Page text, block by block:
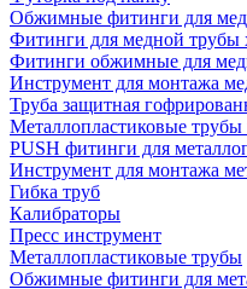
Обжимные фитинги для
Фитинги для медной трубы
Фитинги обжимные для
Инструмент для монтажа
Труба защитная
Металлопластиковые
PUSH фитинги для
Инструмент для монтажа
Гибка труб
Калибраторы
Пресс инструмент
Металлопластиковые трубы
Обжимные фитинги для